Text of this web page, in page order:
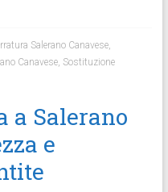
Salerano Canavese,
Canavese, Sostituzione
a Salerano
e